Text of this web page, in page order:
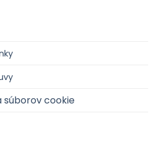
súborov cookie